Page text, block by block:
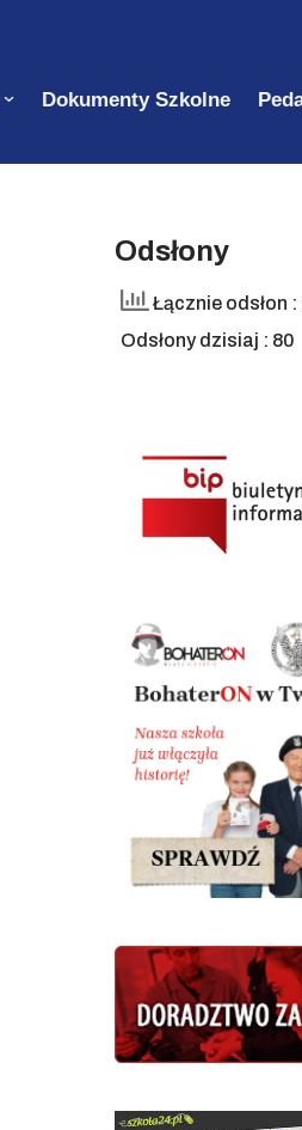
Dokumenty Szkolne
Odsłony
Łącznie odsłon
Odsłony dzisiaj : 80